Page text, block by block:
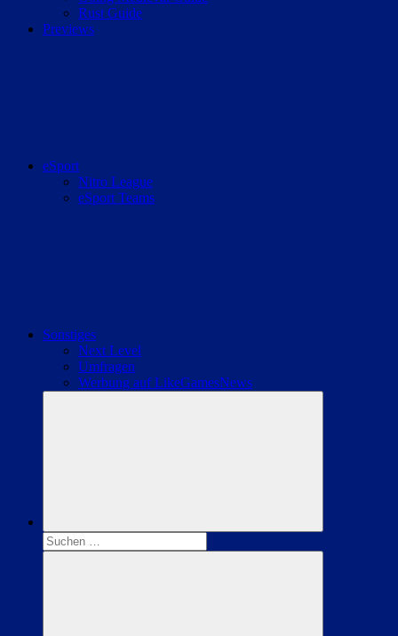
Rust Guide
Previews
eSport
Nitro League
eSport Teams
Sonstiges
Next Level
Umfragen
Werbung auf LikeGamesNews
Suchen
nach: